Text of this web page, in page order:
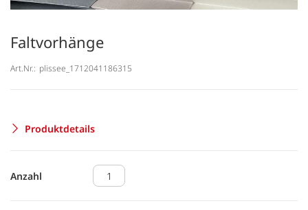
Faltvorhänge
Art.Nr.: plissee_1712041186315
Produktdetails
Anzahl